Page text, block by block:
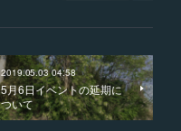
2019.05.03 04:58
5月6日イベントの延期に
ついて